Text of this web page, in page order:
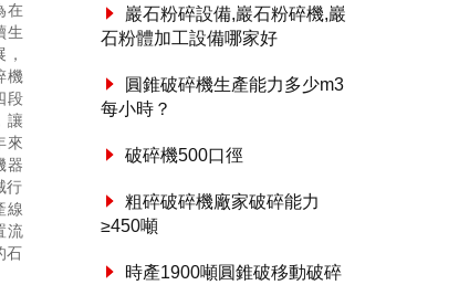
在
生
機
段
讓
來
器
行
線
流
石
巖石粉碎設備,巖石粉碎機,巖
石粉體加工設備哪家好
圓錐破碎機生產能力多少m3
每小時？
破碎機500口徑
粗碎破碎機廠家破碎能力
≥450噸
時產1900噸圓錐破移動破碎